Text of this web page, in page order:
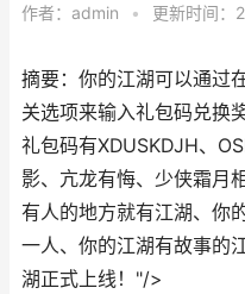
作者： admin • 更新时间：
摘要：你的江湖可以通过
关选项来输入礼包码兑换
礼包码有XDUSKDJH、
影、亢龙有悔、少侠霜月
有人的地方就有江湖、你
一人、你的江湖有故事的
湖正式上线！"/>